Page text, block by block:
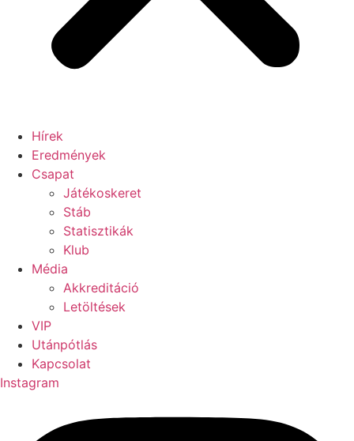
Hírek
Eredmények
Csapat
Játékoskeret
Stáb
Statisztikák
Klub
Média
Akkreditáció
Letöltések
VIP
Utánpótlás
Kapcsolat
Instagram